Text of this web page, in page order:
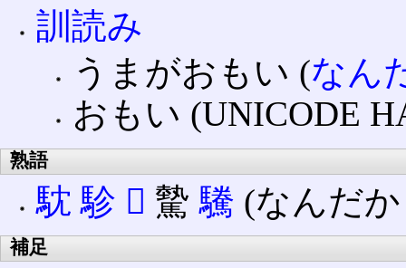
訓読み
うまがおもい (なん
おもい (UNICODE
熟語
馾 駗 𩤠 驇驣 (なんだ
補足